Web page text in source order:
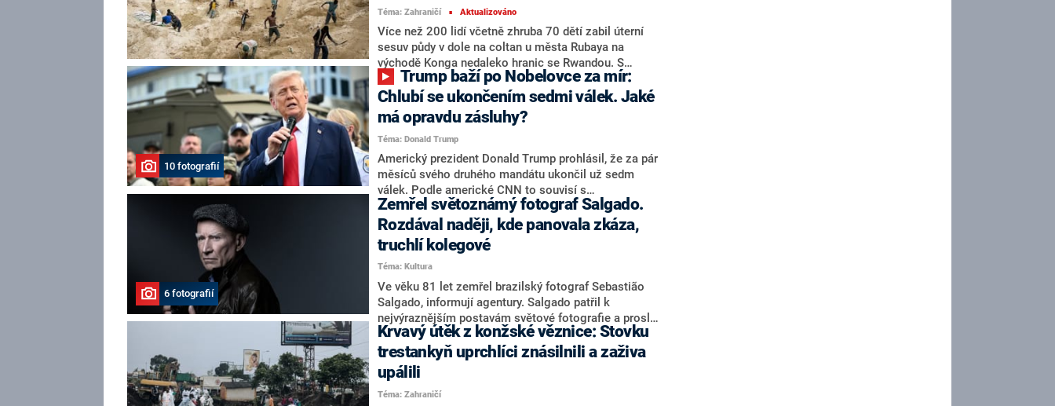
Téma: Zahraničí ■ Aktualizováno
Více než 200 lidí včetně zhruba 70 dětí zabil úterní
sesuv půdy v dole na coltan u města Rubaya na
východě Konga nedaleko hranic se Rwandou. S
odvoláním na středeční vyjádření ministerstva
hornictví to napsala agentura Reuters.
10 fotografií
Chlubí se ukončením sedmi válek. Jaké
má opravdu zásluhy?
Téma: Donald Trump
Americký prezident Donald Trump prohlásil, že za pár
měsíců svého druhého mandátu ukončil už sedm
válek. Podle americké CNN to souvisí s
republikánovou snahou získat Nobelovu cenu míru.
Experti ale upozorňují, že některé války ve skutečnosti
nevyřešil a u jiných si připsal kredit za cizí práci.
6 fotografií
Zemřel světoznámý fotograf Salgado.
Rozdával naději, kde panovala zkáza,
truchlí kolegové
Téma: Kultura
Ve věku 81 let zemřel brazilský fotograf Sebastião
Salgado, informují agentury. Salgado patřil k
nejvýraznějším postavám světové fotografie a proslul
zejména černobílými fotografiemi z míst ozbrojených
konfliktů a amazonského deštného pralesa. Podle
webu CNN Brasil zemřel dnes v Paříži.
Krvavý útěk z konžské věznice: Stovku
trestankyň uprchlíci znásilnili a zaživa
upálili
Téma: Zahraničí